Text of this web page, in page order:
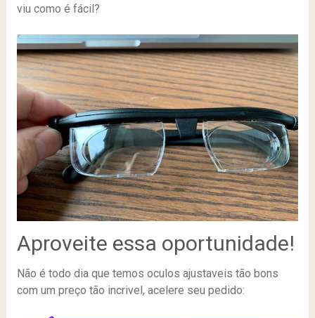
viu como é fácil?
Aproveite essa oportunidade!
Não é todo dia que temos oculos ajustaveis tão bons
com um preço tão incrivel, acelere seu pedido: